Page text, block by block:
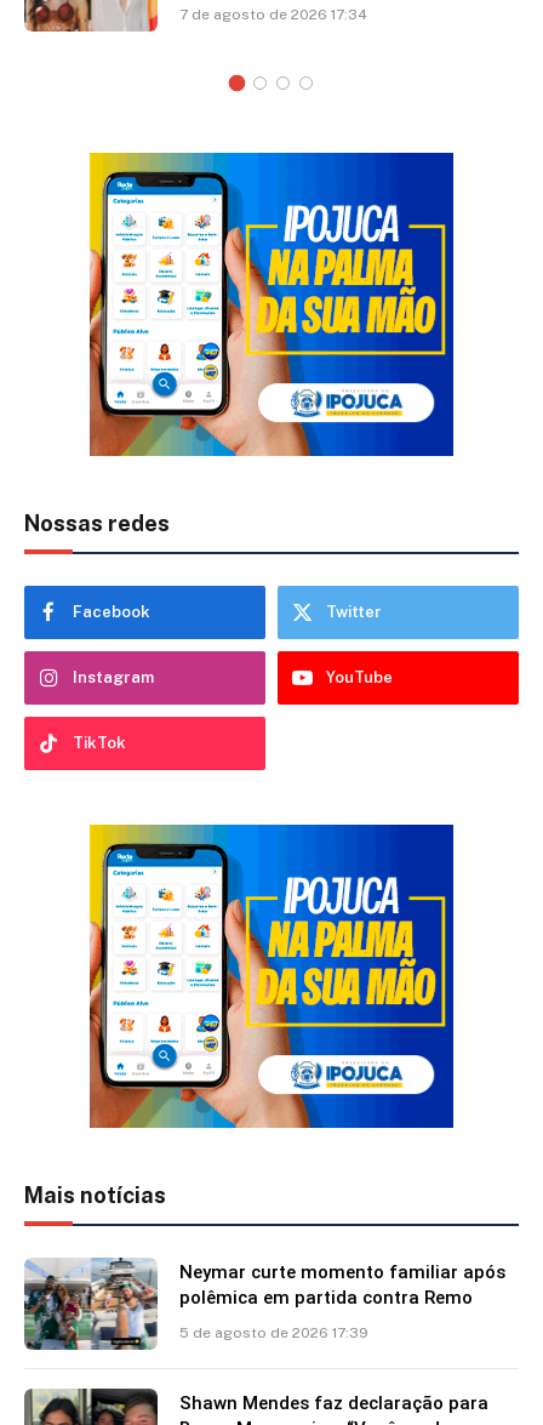
7 de agosto de 2026 17:34
Nossas redes
Facebook Twitter
Instagram YouTube
TikTok
Mais notícias
Neymar curte momento familiar após
polêmica em partida contra Remo
5 de agosto de 2026 17:39
Shawn Mendes faz declaração para